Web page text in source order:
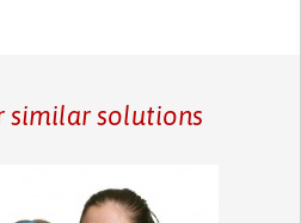
similar solutions